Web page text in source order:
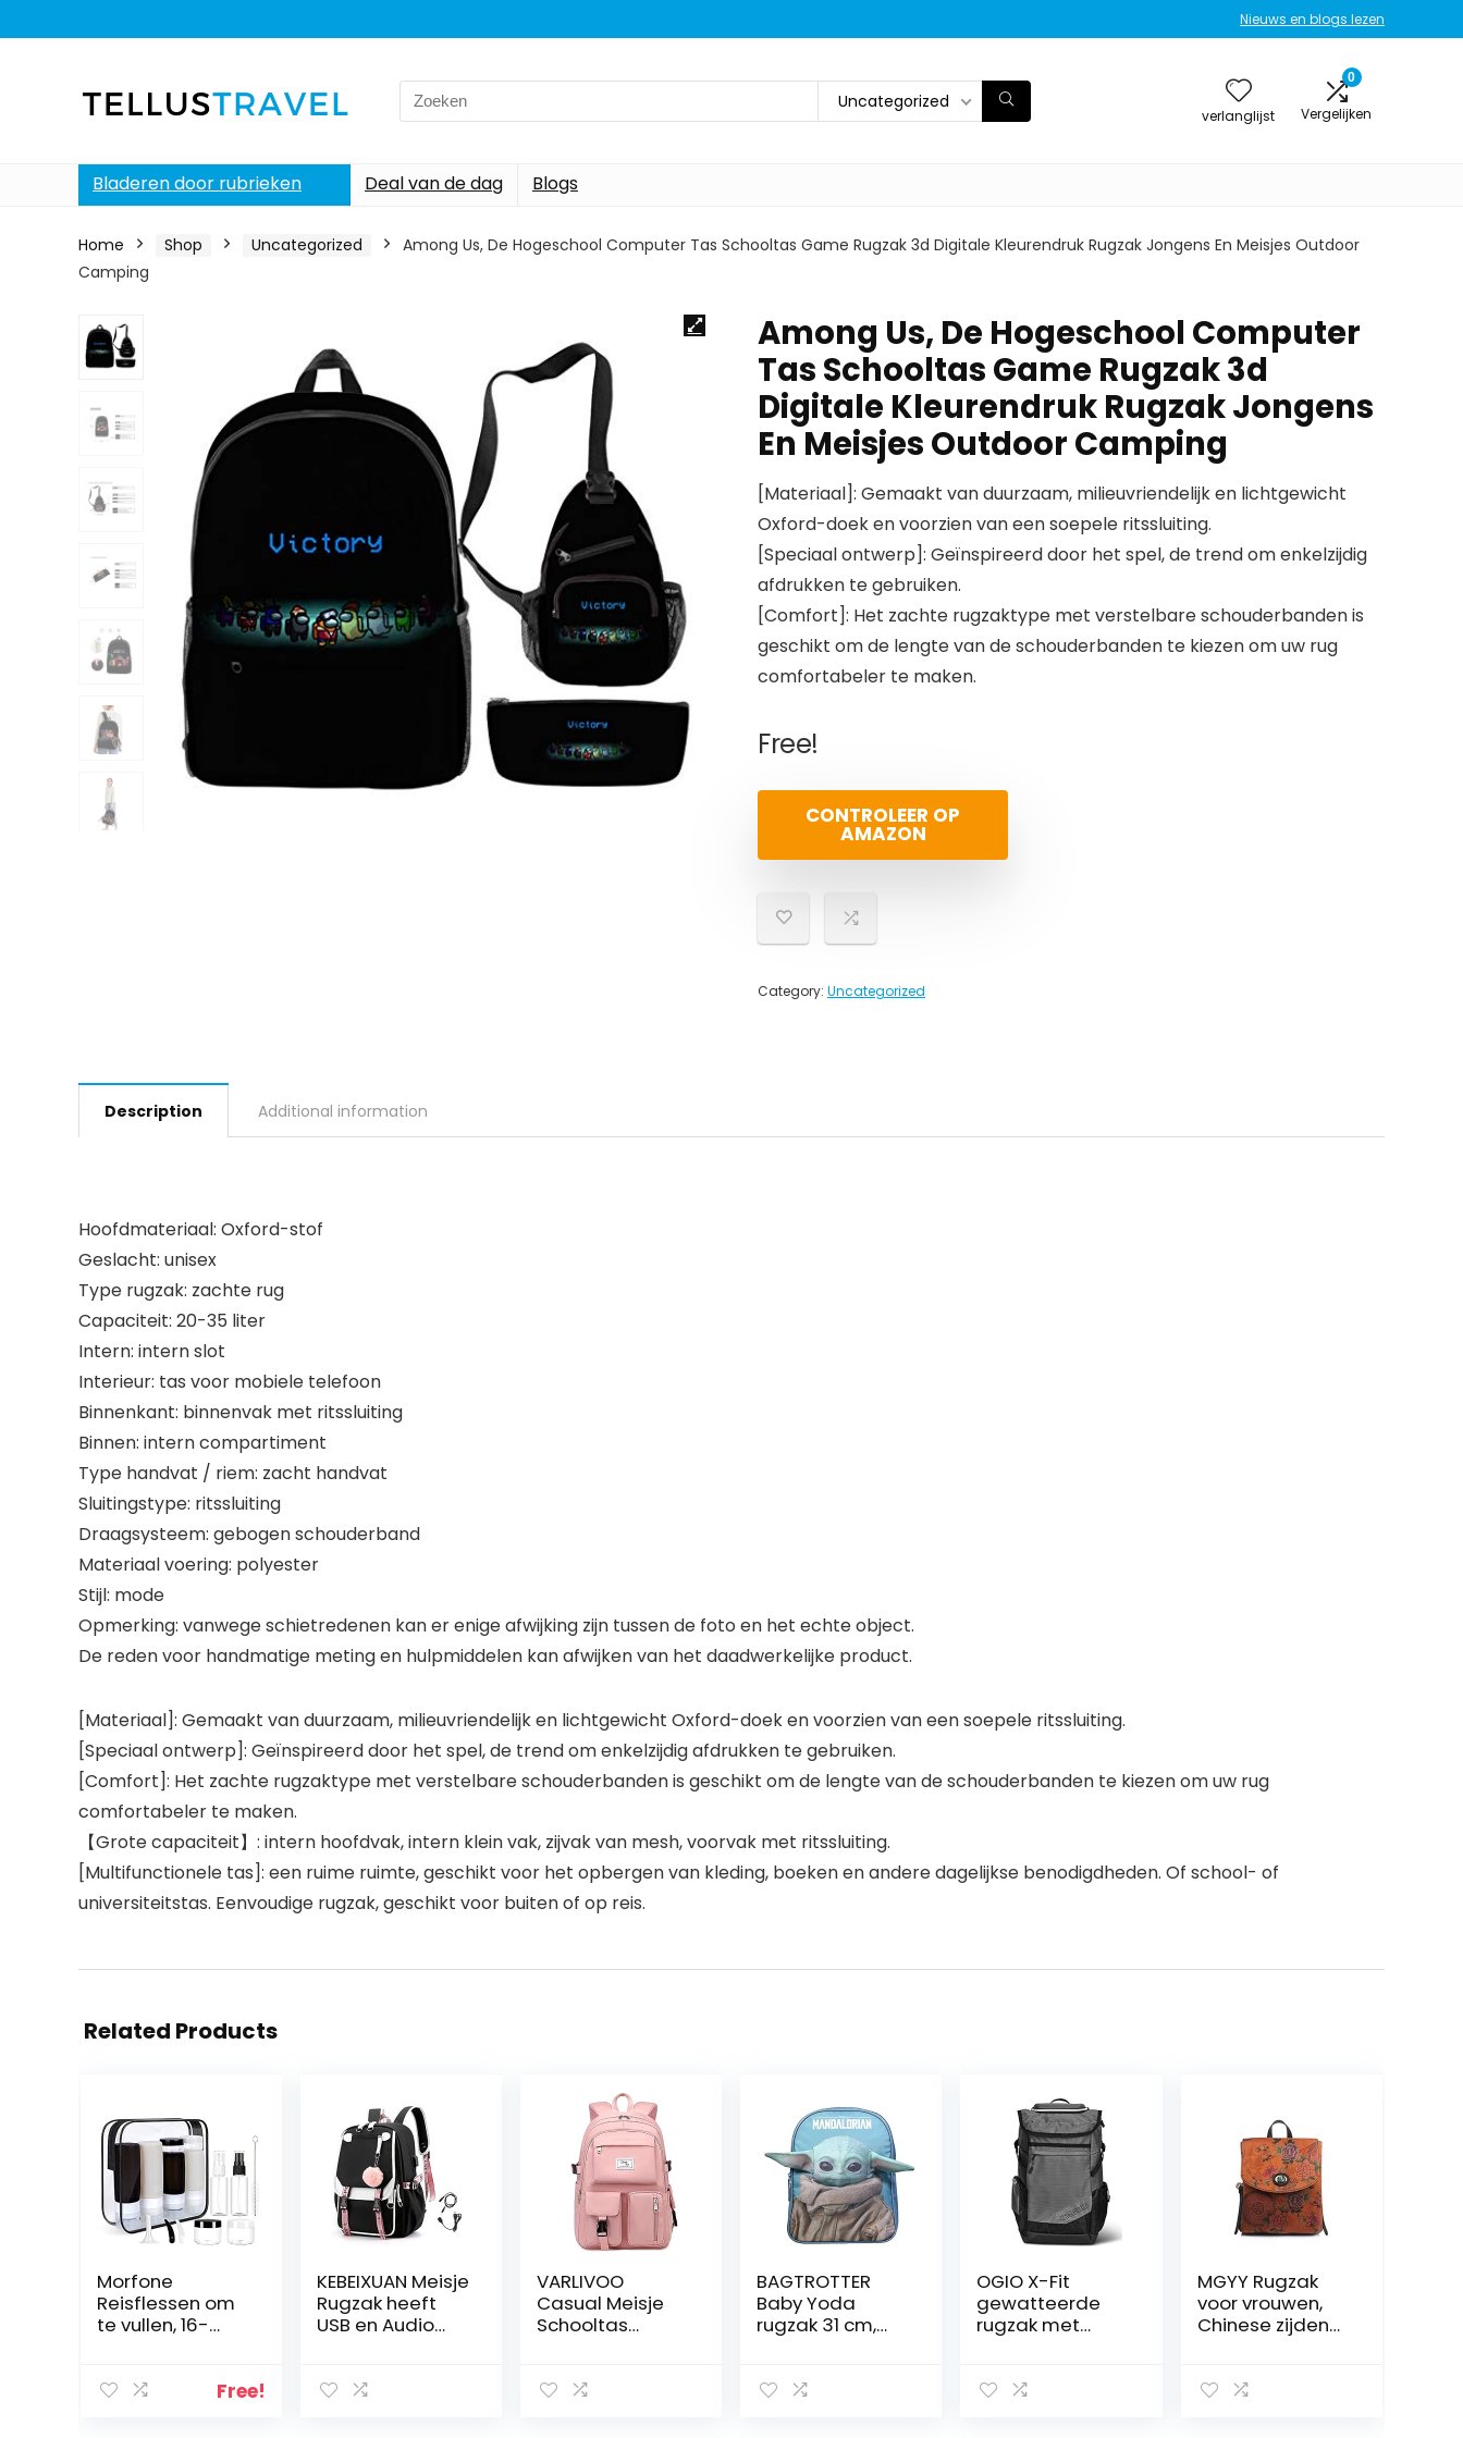
Nieuws en blogs lezen
Search
for:
Uncategorized
verlanglijst
0
Vergelijken
Bladeren door rubrieken Deal van de dag Blogs
Home Shop Uncategorized
Among Us, De Hogeschool Computer Tas Schooltas Game Rugzak 3d Digitale Kleurendruk Rugzak Jongens En Meisjes Outdoor
Camping
Among Us, De Hogeschool Computer
Tas Schooltas Game Rugzak 3d
Digitale Kleurendruk Rugzak Jongens
En Meisjes Outdoor Camping
[Materiaal]: Gemaakt van duurzaam, milieuvriendelijk en lichtgewicht
Oxford-doek en voorzien van een soepele ritssluiting.
[Speciaal ontwerp]: Geïnspireerd door het spel, de trend om enkelzijdig
afdrukken te gebruiken.
[Comfort]: Het zachte rugzaktype met verstelbare schouderbanden is
geschikt om de lengte van de schouderbanden te kiezen om uw rug
comfortabeler te maken.
Free!
CONTROLEER OP
AMAZON
Category: Uncategorized
Description Additional information
Hoofdmateriaal: Oxford-stof
Geslacht: unisex
Type rugzak: zachte rug
Capaciteit: 20-35 liter
Intern: intern slot
Interieur: tas voor mobiele telefoon
Binnenkant: binnenvak met ritssluiting
Binnen: intern compartiment
Type handvat / riem: zacht handvat
Sluitingstype: ritssluiting
Draagsysteem: gebogen schouderband
Materiaal voering: polyester
Stijl: mode
Opmerking: vanwege schietredenen kan er enige afwijking zijn tussen de foto en het echte object.
De reden voor handmatige meting en hulpmiddelen kan afwijken van het daadwerkelijke product.
[Materiaal]: Gemaakt van duurzaam, milieuvriendelijk en lichtgewicht Oxford-doek en voorzien van een soepele ritssluiting.
[Speciaal ontwerp]: Geïnspireerd door het spel, de trend om enkelzijdig afdrukken te gebruiken.
[Comfort]: Het zachte rugzaktype met verstelbare schouderbanden is geschikt om de lengte van de schouderbanden te kiezen om uw rug
comfortabeler te maken.
【Grote capaciteit】: intern hoofdvak, intern klein vak, zijvak van mesh, voorvak met ritssluiting.
[Multifunctionele tas]: een ruime ruimte, geschikt voor het opbergen van kleding, boeken en andere dagelijkse benodigdheden. Of school- of
universiteitstas. Eenvoudige rugzak, geschikt voor buiten of op reis.
Related Products
Morfone
Reisflessen om
te vullen, 16-
lekvrij,
Free!
KEBEIXUAN Meisje
Rugzak heeft
USB en Audio
Student School
VARLIVOO
Casual Meisje
Schooltas
Rugzak College
BAGTROTTER
Baby Yoda
rugzak 31 cm,
OGIO X-Fit
gewatteerde
rugzak met
47 cm-23 liter
MGYY Rugzak
voor vrouwen,
Chinese zijden
kleine casual